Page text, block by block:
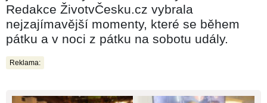
Redakce ŽivotvČesku.cz vybrala
nejzajímavější momenty, které se během
pátku a v noci z pátku na sobotu udály.
Reklama: